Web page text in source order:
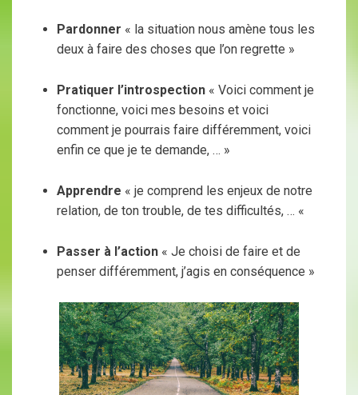
Pardonner « la situation nous amène tous les
deux à faire des choses que l’on regrette »
Pratiquer l’introspection « Voici comment je
fonctionne, voici mes besoins et voici
comment je pourrais faire différemment, voici
enfin ce que je te demande, … »
Apprendre « je comprend les enjeux de notre
relation, de ton trouble, de tes difficultés, … «
Passer à l’action « Je choisi de faire et de
penser différemment, j’agis en conséquence »